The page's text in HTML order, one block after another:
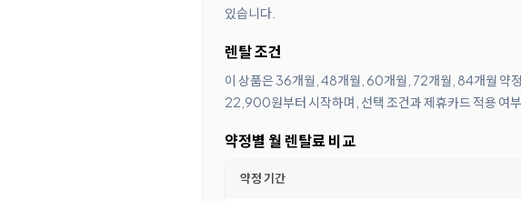
있습니다.
렌탈 조건
이 상품은 36개월, 48개월, 60개월, 72개월, 84개월 약정
22,900원부터 시작하며, 선택 조건과 제휴카드 적용 여
약정별 월 렌탈료 비교
약정 기간